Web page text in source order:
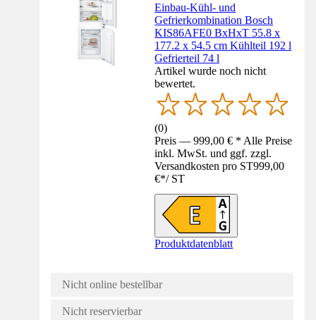
Einbau-Kühl- und
Gefrierkombination Bosch
KIS86AFE0 BxHxT 55.8 x
177.2 x 54.5 cm Kühlteil 192 l
Gefrierteil 74 l
Artikel wurde noch nicht
bewertet.
(0)
Preis — 999,00 € * Alle Preise
inkl. MwSt. und ggf. zzgl.
Versandkosten pro ST999,00
€*/ ST
Produktdatenblatt
Nicht online bestellbar
Nicht reservierbar